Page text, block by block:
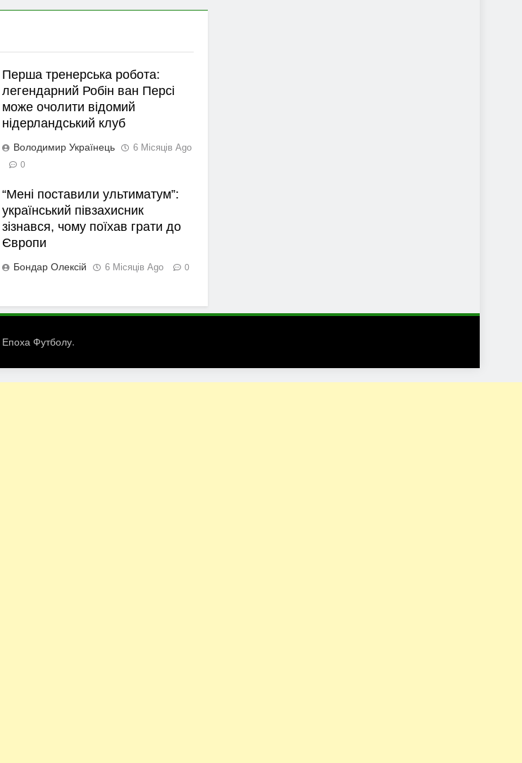
Перша тренерська робота:
легендарний Робін ван Персі
може очолити відомий
нідерландський клуб
Володимир Українець 6 Місяців Ago
0
“Мені поставили ультиматум”:
український півзахисник
зізнався, чому поїхав грати до
Європи
Бондар Олексій 6 Місяців Ago 0
Епоха Футболу.